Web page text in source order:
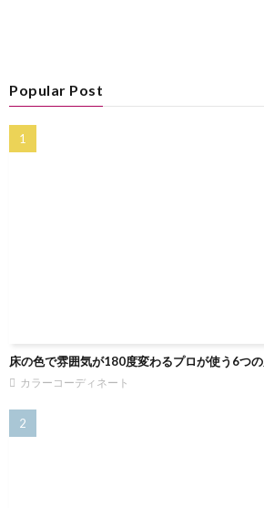
Popular Post
床の色で雰囲気が180度変わるプロが使う6つ
カラーコーディネート